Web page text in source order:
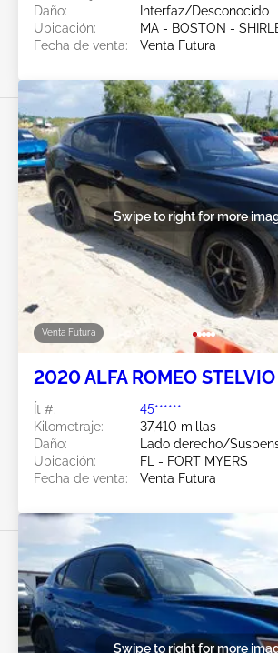
Daño:
Interfaz/Desconocido
Ubicación:
MA - BOSTON -
Fecha de venta:
Venta Futura
Venta Futura
Swipe to right for more
2020 ALFA ROMEO
Ít #:
45******
Kilometraje:
37,410 millas
Daño:
Lado derecho/
Ubicación:
FL - FORT MYERS
Fecha de venta:
Venta Futura
Swipe to right for more